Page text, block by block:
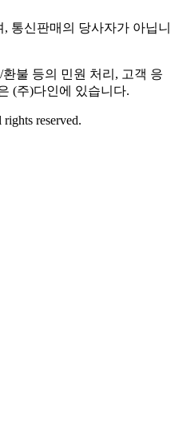
통신판매의 당사자가 아닙니
불 등의 민원 처리, 고객 응
(주)다인에 있습니다.
reserved.